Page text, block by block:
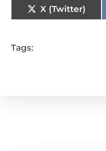
X (Twitter)
Tags: